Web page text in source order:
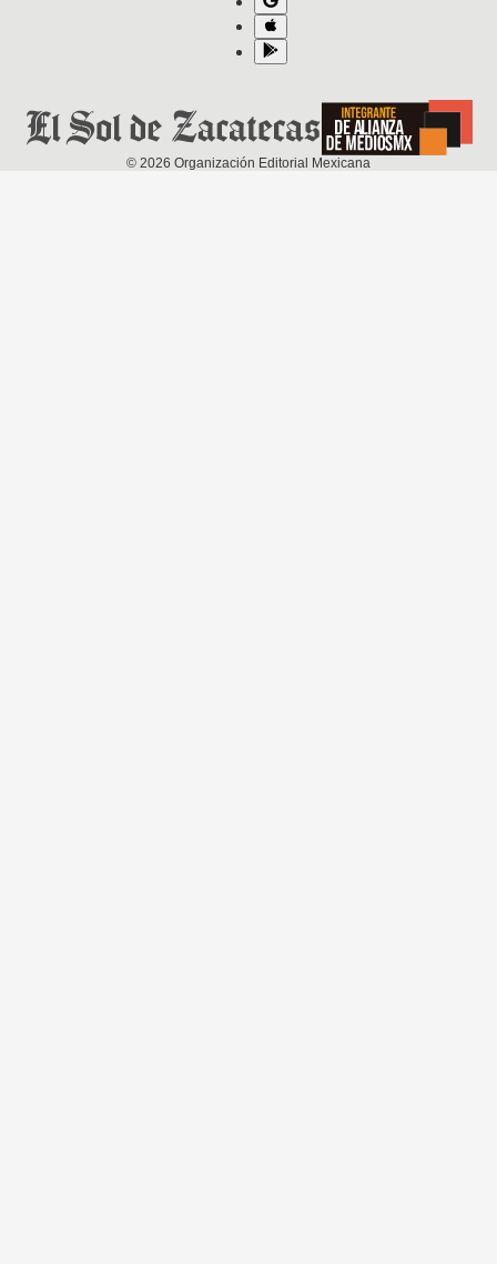
© 2026 Organización Editorial Mexicana